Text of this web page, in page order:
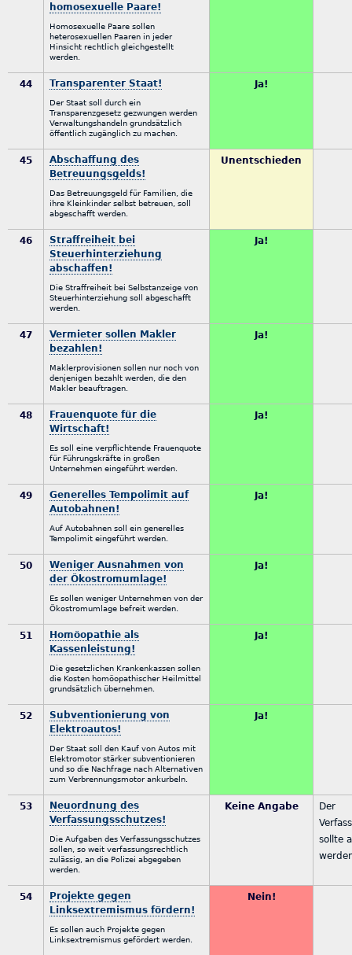
homosexuelle Paare!
Homosexuelle Paare sollen
heterosexuellen Paaren in jeder
Hinsicht rechtlich gleichgestellt
werden.
44 Transparenter Staat!
Der Staat soll durch ein
Transparenzgesetz gezwungen werden
Verwaltungshandeln grundsätzlich
öffentlich zugänglich zu machen.
Ja!
45
Abschaffung des
Betreuungsgelds!
Das Betreuungsgeld für Familien, die
ihre Kleinkinder selbst betreuen, soll
abgeschafft werden.
Unentschieden
46
Straffreiheit bei
Steuerhinterziehung
abschaffen!
Die Straffreiheit bei Selbstanzeige von
Steuerhinterziehung soll abgeschafft
werden.
Ja!
47
Vermieter sollen Makler
bezahlen!
Maklerprovisionen sollen nur noch von
denjenigen bezahlt werden, die den
Makler beauftragen.
Ja!
48
Frauenquote für die
Wirtschaft!
Es soll eine verpflichtende Frauenquote
für Führungskräfte in großen
Unternehmen eingeführt werden.
Ja!
49
Generelles Tempolimit auf
Autobahnen!
Auf Autobahnen soll ein generelles
Tempolimit eingeführt werden.
Ja!
50
Weniger Ausnahmen von
der Ökostromumlage!
Es sollen weniger Unternehmen von der
Ökostromumlage befreit werden.
Ja!
51
Homöopathie als
Kassenleistung!
Die gesetzlichen Krankenkassen sollen
die Kosten homöopathischer Heilmittel
grundsätzlich übernehmen.
Ja!
52
Subventionierung von
Elektroautos!
Der Staat soll den Kauf von Autos mit
Elektromotor stärker subventionieren
und so die Nachfrage nach Alternativen
zum Verbrennungsmotor ankurbeln.
Ja!
53
Neuordnung des
Verfassungsschutzes!
Die Aufgaben des Verfassungsschutzes
sollen, so weit verfassungsrechtlich
zulässig, an die Polizei abgegeben
werden.
Keine Angabe
Der
sollte
54
Projekte gegen
Linksextremismus fördern!
Es sollen auch Projekte gegen
Linksextremismus gefördert werden.
Nein!